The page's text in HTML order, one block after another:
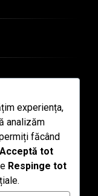
experiența,
analizăm
făcând
Acceptă tot
Respinge tot